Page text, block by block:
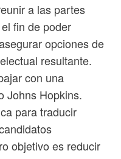
a las partes
fin de poder
opciones de
resultante.
con una
Johns Hopkins.
para traducir
objetivo es reducir